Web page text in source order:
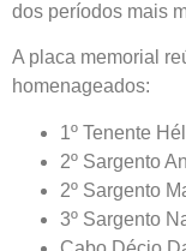
dos períodos mais
A placa memorial
homenageados:
1º Tenente
2º Sargento
2º Sargento
3º Sargento